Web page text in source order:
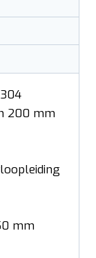
200 mm
mm